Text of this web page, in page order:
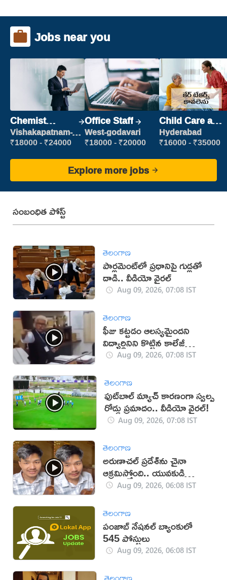
Jobs near you
Chemist
Production
Executive
Vishakapatnam-
new
₹18000 - ₹24000
Office Staff
West-godavari
₹18000 - ₹20000
Child Care and
Patient care
Hyderabad
₹16000 - ₹35000
Explore more jobs
సంబంధిత పోస్ట్
తెలంగాణ
పార్లమెంట్‌లో ప్రధానిపై గుడ్లతో
దాడి.. వీడియో వైరల్
Aug 09, 2026, 07:08 IST
తెలంగాణ
ఫీజు కట్టడం ఆలస్యమైందని
విద్యార్థినిని కొట్టిన కాలేజీ
యాజమాన్యం!(వీడియో)
Aug 09, 2026, 07:08 IST
తెలంగాణ
ఫుట్‌బాల్ మ్యాచ్‌ కారణంగా స్వల్ప
రోడ్డు ప్రమాదం.. వీడియో వైరల్!
Aug 09, 2026, 07:08 IST
తెలంగాణ
అరుణాచల్‌ ప్రదేశ్‌ను చైనా
ఆక్రమిస్తోంది.. యువకుడి
వీడియో వైరల్
Aug 09, 2026, 06:08 IST
తెలంగాణ
పంజాబ్ నేషనల్ బ్యాంకులో
545 పోస్టులు
Aug 09, 2026, 06:08 IST